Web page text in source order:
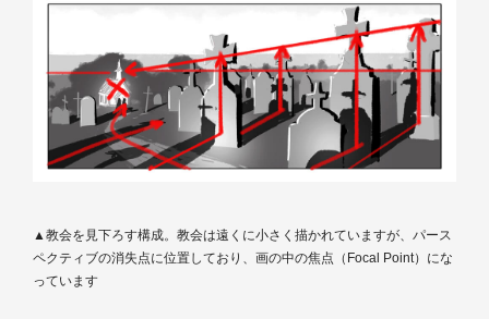
▲教会を見下ろす構成。教会は遠くに小さく描かれていますが、パース
ペクティブの消失点に位置しており、画の中の焦点（Focal Point）にな
っています